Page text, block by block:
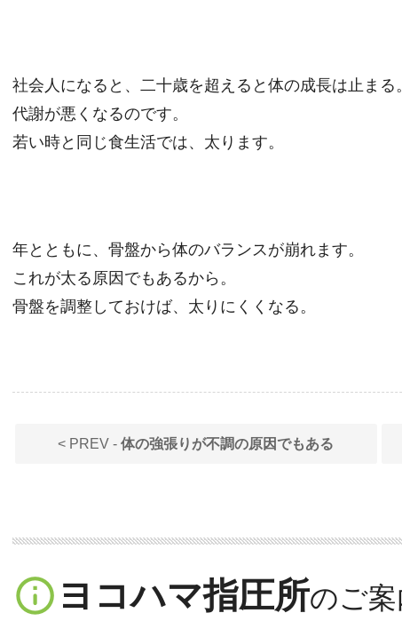
社会人になると、二十歳を超えると体の成長は止まる。
代謝が悪くなるのです。
若い時と同じ食生活では、太ります。
年とともに、骨盤から体のバランスが崩れます。
これが太る原因でもあるから。
骨盤を調整しておけば、太りにくくなる。
< PREV -体の強張りが不調の原因でもある
info_outline ヨコハマ指圧所